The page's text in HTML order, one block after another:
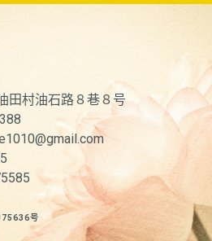
田村油石路８巷８号
号